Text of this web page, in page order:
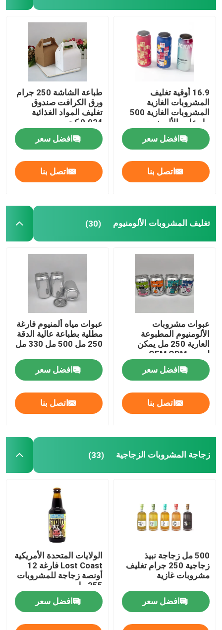
جولة في المعمل
مراقبة الجودة
اتصل بنا
تغليف المشروبات الغذائية
تغليف المشروبات الألومنيوم
معدات تخزين المستودعات
آلة تعبئة المشروبات
آلة تعبئة غازية
علبة بيرة ألمنيوم
ملفات التشكيل المسبقة من البلاستيك
تغليف الزجاج الغذائي
تغليف المواد الغذائية الورقية القابلة للتحلل
علب الألمنيوم القابلة لإعادة التدوير
علب الطعام المصنوعة من الألمنيوم
تسميات لاصقة مخصصة
آلة تعبئة زجاجات الحيوانات الأليفة
16.9 أوقية تغليف
المشروبات الغازية
المشروبات الغازية 500
مل علب الألومنيوم
افضل سعر
اتصل بنا
طباعة الشاشة 250 جرام
ورق الكرافت صندوق
تغليف المواد الغذائية
0.024 كجم
افضل سعر
اتصل بنا
تغليف المشروبات الألومنيوم (30)
عبوات مشروبات
الألومنيوم المطبوعة
العارية 250 مل يمكن
لعصير OEM ODM
افضل سعر
اتصل بنا
عبوات مياه ألمنيوم فارغة
مطلية بطباعة عالية الدقة
250 مل 500 مل 330 مل
افضل سعر
اتصل بنا
زجاجة المشروبات الزجاجية (33)
500 مل زجاجة نبيذ
زجاجية 250 جرام تغليف
مشروبات غازية
افضل سعر
الولايات المتحدة الأمريكية
Lost Coast فارغة 12
أونصة زجاجة للمشروبات
355 مل
افضل سعر